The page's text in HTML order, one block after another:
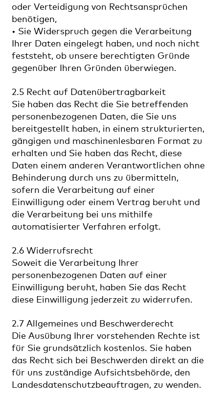
oder Verteidigung von Rechtsansprüchen
benötigen,
• Sie Widerspruch gegen die Verarbeitung
Ihrer Daten eingelegt haben, und noch nicht
feststeht, ob unsere berechtigten Gründe
gegenüber Ihren Gründen überwiegen.
2.5 Recht auf Datenübertragbarkeit
Sie haben das Recht die Sie betreffenden
personenbezogenen Daten, die Sie uns
bereitgestellt haben, in einem strukturierten,
gängigen und maschinenlesbaren Format zu
erhalten und Sie haben das Recht, diese
Daten einem anderen Verantwortlichen ohne
Behinderung durch uns zu übermitteln,
sofern die Verarbeitung auf einer
Einwilligung oder einem Vertrag beruht und
die Verarbeitung bei uns mithilfe
automatisierter Verfahren erfolgt.
2.6 Widerrufsrecht
Soweit die Verarbeitung Ihrer
personenbezogenen Daten auf einer
Einwilligung beruht, haben Sie das Recht
diese Einwilligung jederzeit zu widerrufen.
2.7 Allgemeines und Beschwerderecht
Die Ausübung Ihrer vorstehenden Rechte ist
für Sie grundsätzlich kostenlos. Sie haben
das Recht sich bei Beschwerden direkt an die
für uns zuständige Aufsichtsbehörde, den
Landesdatenschutzbeauftragen, zu wenden.